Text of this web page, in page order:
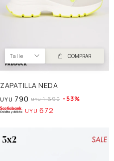
Talle COMPRAR
ZAPATILLA NEDA
UYU 790 UYU 1.690 53
UYU 672